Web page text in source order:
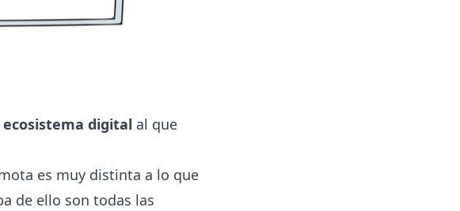
ecosistema digital al que
es muy distinta a lo que
de ello son todas las